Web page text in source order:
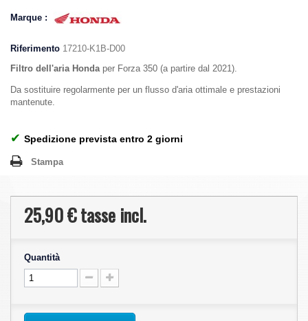
Marque :
Riferimento 17210-K1B-D00
Filtro dell'aria Hondaper Forza 350 (a partire dal 2021).
Da sostituire regolarmente per un flusso d'aria ottimale e prestazioni
mantenute.
✔ Spedizione prevista entro 2 giorni
Stampa
25,90 €tasse incl.
Quantità